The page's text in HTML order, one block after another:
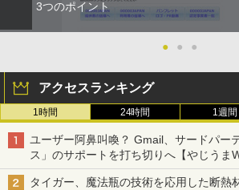
3つのポイント
● ● ●
アクセスランキング
1時間 24時間 1週間
ユーザー阿鼻叫喚？ Gmail、サードパー
ス」のサポートを打ち切りへ【やじうま
タイガー、魔法瓶の技術を応用した断熱